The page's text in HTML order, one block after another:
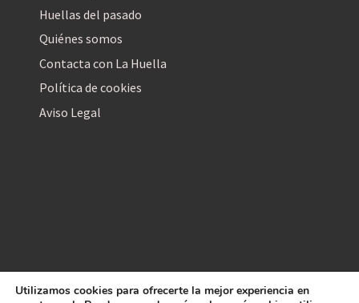
Huellas del pasado
Quiénes somos
Contacta con La Huella
Política de cookies
Aviso Legal
Utilizamos cookies para ofrecerte la mejor experiencia en